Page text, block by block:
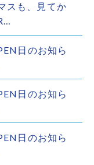
スも、見てか
日のお知ら
日のお知ら
日のお知ら